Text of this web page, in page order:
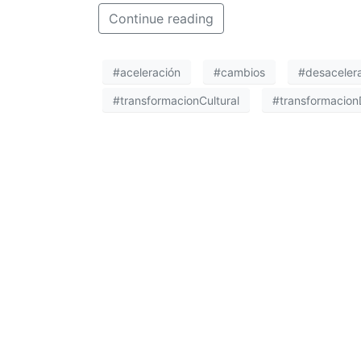
Continue reading
#aceleración #cambios
#transformacionCultural